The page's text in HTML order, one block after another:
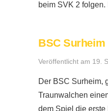
beim SVK 2
BSC
Veröffentlicht am 19.
Der BSC Surheim,
Traunwalchen
dem Spiel die